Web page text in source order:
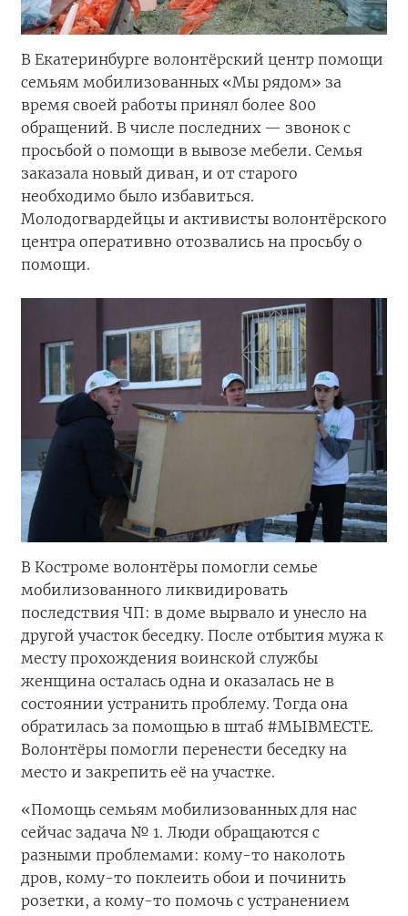
В Екатеринбурге волонтёрский центр помощи
семьям мобилизованных «Мы рядом» за
время своей работы принял более 800
обращений. В числе последних — звонок с
просьбой о помощи в вывозе мебели. Семья
заказала новый диван, и от старого
необходимо было избавиться.
Молодогвардейцы и активисты волонтёрского
центра оперативно отозвались на просьбу о
помощи.
В Костроме волонтёры помогли семье
мобилизованного ликвидировать
последствия ЧП: в доме вырвало и унесло на
другой участок беседку. После отбытия мужа к
месту прохождения воинской службы
женщина осталась одна и оказалась не в
состоянии устранить проблему. Тогда она
обратилась за помощью в штаб #МЫВМЕСТЕ.
Волонтёры помогли перенести беседку на
место и закрепить её на участке.
«Помощь семьям мобилизованных для нас
сейчас задача № 1. Люди обращаются с
разными проблемами: кому-то наколоть
дров, кому-то поклеить обои и починить
розетки, а кому-то помочь с устранением